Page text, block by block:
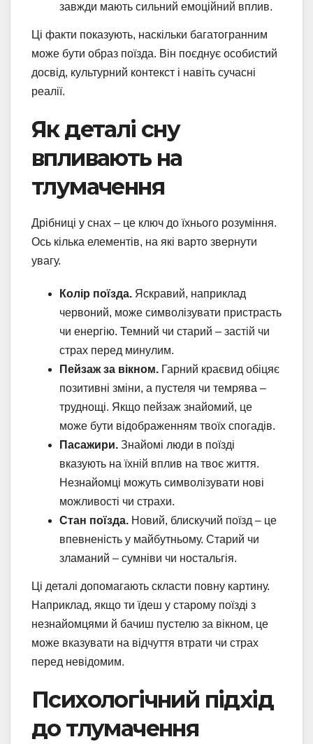
завжди мають сильний емоційний вплив.
Ці факти показують, наскільки багатогранним
може бути образ поїзда. Він поєднує особистий
досвід, культурний контекст і навіть сучасні
реалії.
Як деталі сну
впливають на
тлумачення
Дрібниці у снах – це ключ до їхнього розуміння.
Ось кілька елементів, на які варто звернути
увагу.
Колір поїзда. Яскравий, наприклад
червоний, може символізувати пристрасть
чи енергію. Темний чи старий – застій чи
страх перед минулим.
Пейзаж за вікном. Гарний краєвид обіцяє
позитивні зміни, а пустеля чи темрява –
труднощі. Якщо пейзаж знайомий, це
може бути відображенням твоїх спогадів.
Пасажири. Знайомі люди в поїзді
вказують на їхній вплив на твоє життя.
Незнайомці можуть символізувати нові
можливості чи страхи.
Стан поїзда. Новий, блискучий поїзд – це
впевненість у майбутньому. Старий чи
зламаний – сумніви чи ностальгія.
Ці деталі допомагають скласти повну картину.
Наприклад, якщо ти їдеш у старому поїзді з
незнайомцями й бачиш пустелю за вікном, це
може вказувати на відчуття втрати чи страх
перед невідомим.
Психологічний підхід
до тлумачення